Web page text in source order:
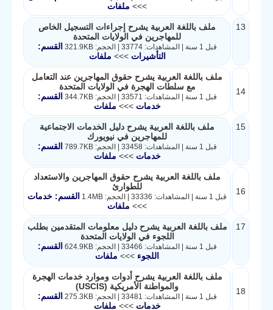
>>> ملفات
13
ملف باللغة العربية يشرح إجراءات التسجيل الخاص
للمهاجرين في الولايات المتحدة
قبل 1 سنة | المشاهدات: 33774 | الحجم: 321.9KB
القسم:
التأشيرات>>> ملفات
14
ملف باللغة العربية يشرح حقوق المهاجرين عند التعامل
مع سلطات الهجرة في الولايات المتحدة
قبل 1 سنة | المشاهدات: 33571 | الحجم: 344.7KB
القسم:
خدمات>>> ملفات
15
ملف باللغة العربية يشرح دليل الخدمات الاجتماعية
للمهاجرين في نيويورك
قبل 1 سنة | المشاهدات: 33458 | الحجم: 789.7KB
القسم:
خدمات>>> ملفات
16
ملف باللغة العربية يشرح حقوق المهاجرين والاستعداد
للطوارئ
قبل 1 سنة | المشاهدات: 33336 | الحجم: 1.4MB
القسم: خدمات
>>> ملفات
17
ملف باللغة العربية يشرح دليل معلومات المتقدمين بطلب
اللجوء في الولايات المتحدة
قبل 1 سنة | المشاهدات: 33466 | الحجم: 624.9KB
القسم:
اللجوء >>> ملفات
18
ملف باللغة العربية يشرح أدوات وموارد خدمات الهجرة
والمواطنة الأمريكية (USCIS)
قبل 1 سنة | المشاهدات: 33481 | الحجم: 275.3KB
القسم:
خدمات>>> ملفات